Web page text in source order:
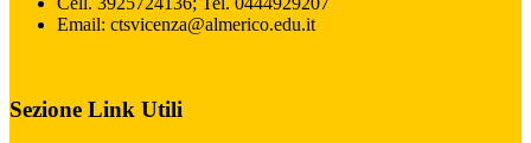
Email: ctsvicenza@almerico.edu.it
Sezione Link Utili